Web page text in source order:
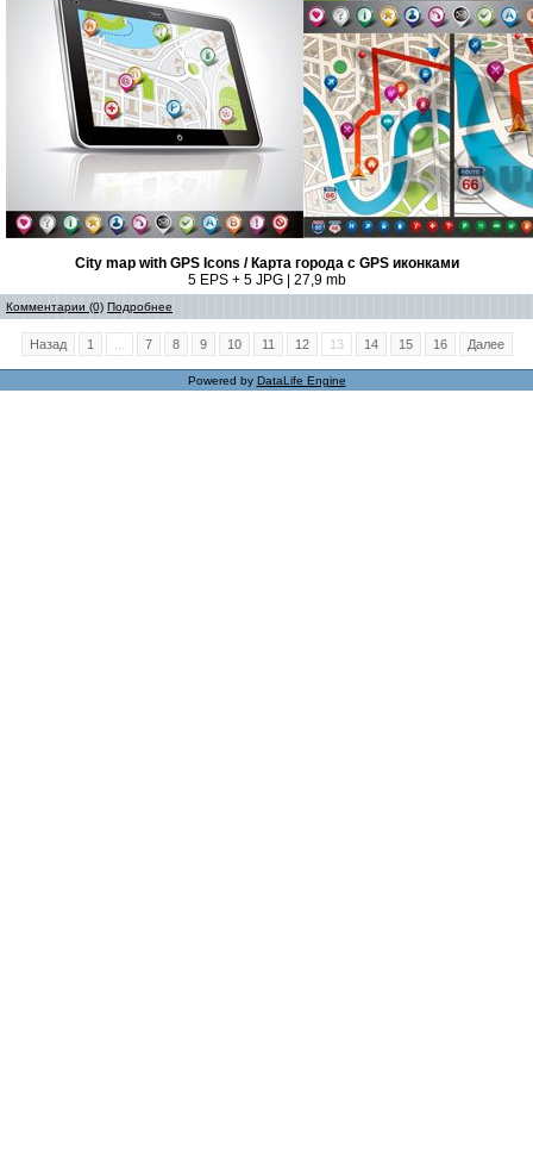
City map with GPS Icons / Карта города с GPS иконками
5 EPS + 5 JPG | 27,9 mb
Комментарии (0) Подробнее
Назад 1 7 8 9 10 11 12 13 14 15 16 Далее
Powered by DataLife Engine